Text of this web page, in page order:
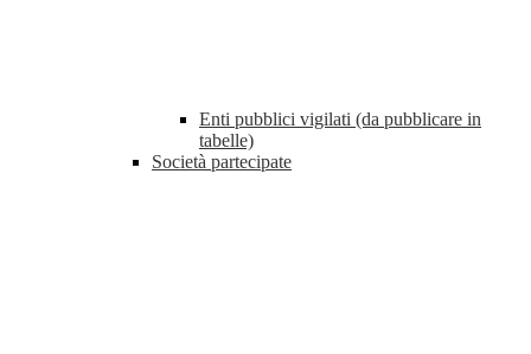
Enti pubblici vigilati (da pubblicare in
tabelle)
Società partecipate